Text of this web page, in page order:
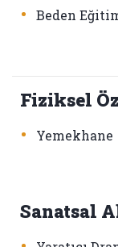
• Beden
Fiziksel
• Yemekhane
Sanatsal